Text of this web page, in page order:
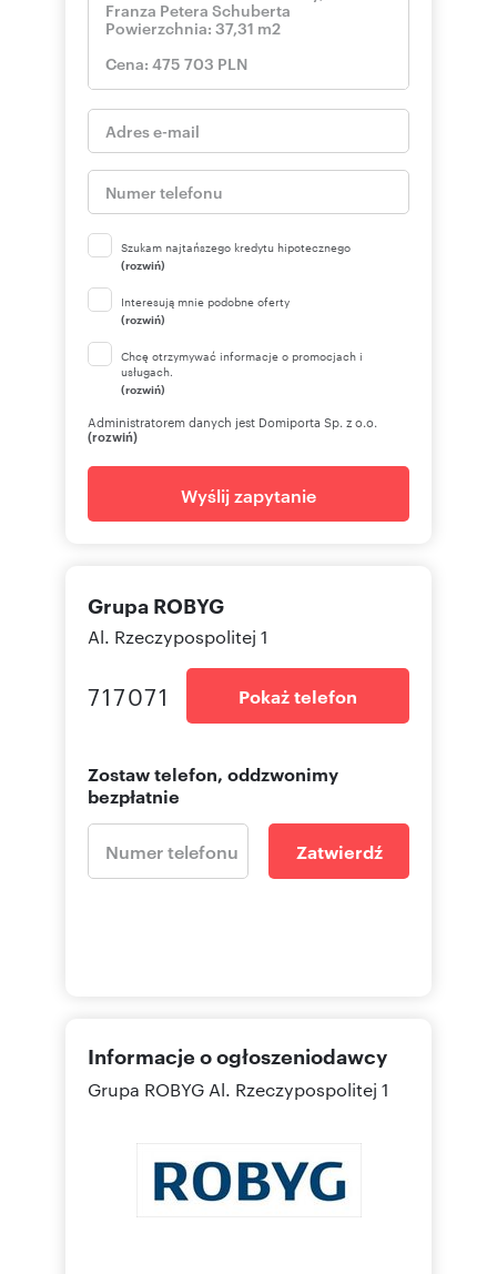
Szukam najtańszego kredytu hipotecznego
(rozwiń)
Interesują mnie podobne oferty
(rozwiń)
Chcę otrzymywać informacje o promocjach i
usługach.
(rozwiń)
Administratorem danych jest Domiporta Sp. z o.o.
(rozwiń)
Wyślij zapytanie
Grupa ROBYG
Al. Rzeczypospolitej 1
717071 Pokaż telefon
Zostaw telefon, oddzwonimy
bezpłatnie
Zatwierdź
Informacje o ogłoszeniodawcy
Grupa ROBYG Al. Rzeczypospolitej 1